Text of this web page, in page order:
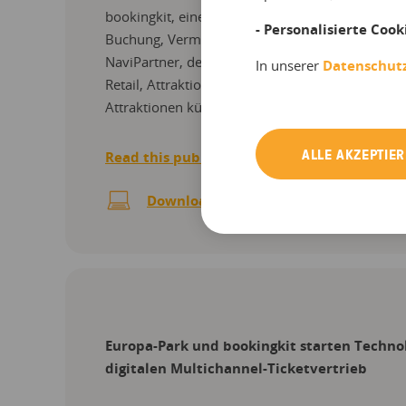
bookingkit, eine der führenden europäischen
Buchung, Vermarktung und Verwaltung von
NaviPartner, der führende dänische Microsoft
Retail, Attraktionen und Hospitality, bündeln
Attraktionen künftig …
Read this publication
Download PDF
Europa-Park und bookingkit starten
digitalen Multichannel-Ticketvertrieb
- Personalisierte
In unserer
ALLE